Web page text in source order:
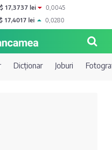
$ 17,3737 lei
0,0045
$ 17,4017 lei 0,0280
Dicționar Joburi